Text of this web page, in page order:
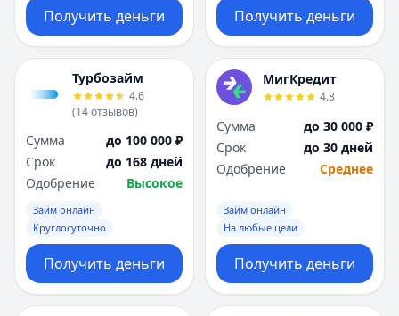
Получить деньги Получить деньги
Турбозайм
4.6
(14отзывов)
Сумма
до 100 000 ₽
Срок
до 168 дней
Одобрение
Высокое
Займ онлайн
Круглосуточно
Получить деньги
МигКредит
4.8
Сумма
до 30 000 ₽
Срок
до 30 дней
Одобрение
Среднее
Займ онлайн
На любые цели
Получить деньги